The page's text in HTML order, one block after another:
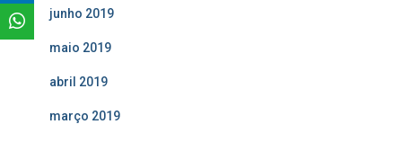
junho 2019
maio 2019
abril 2019
março 2019